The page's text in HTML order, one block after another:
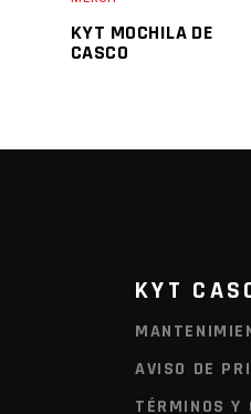
KYT MOCHILA DE
CASCO
KYT
AVISO DE
TÉRMINOS Y